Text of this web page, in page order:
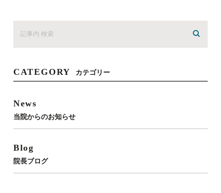
CATEGORY カテゴリー
News
当院からのお知らせ
Blog
院長ブログ